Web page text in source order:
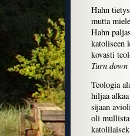
Hahn
mutta
Hahn
katoliseen
kovasti
Turn
Teologia
hiljaa
sijaan
oli